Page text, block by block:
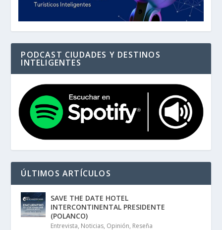
PODCAST CIUDADES Y DESTINOS
INTELIGENTES
ÚLTIMOS ARTÍCULOS
SAVE THE DATE HOTEL
INTERCONTINENTAL PRESIDENTE
(POLANCO)
Entrevista, Noticias, Opinión, Reseña